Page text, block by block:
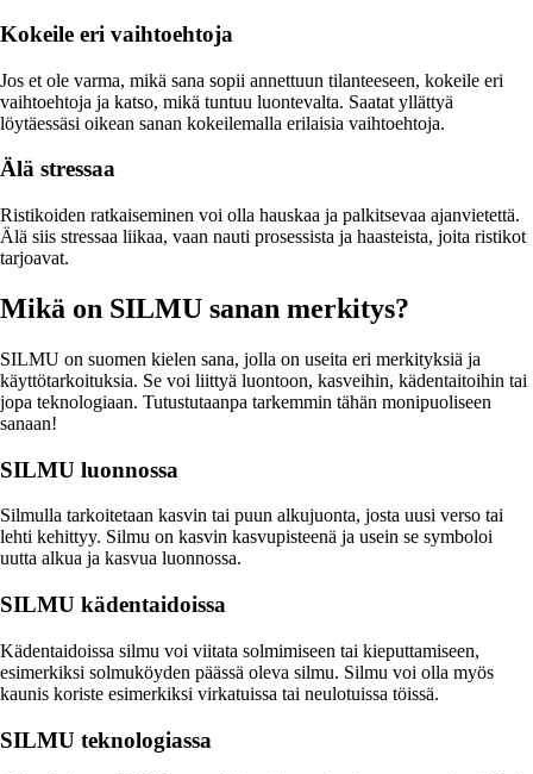
Kokeile eri vaihtoehtoja
Jos et ole varma, mikä sana sopii annettuun tilanteeseen, kokeile eri
vaihtoehtoja ja katso, mikä tuntuu luontevalta. Saatat yllättyä
löytäessäsi oikean sanan kokeilemalla erilaisia vaihtoehtoja.
Älä stressaa
Ristikoiden ratkaiseminen voi olla hauskaa ja palkitsevaa ajanvietettä.
Älä siis stressaa liikaa, vaan nauti prosessista ja haasteista, joita ristikot
tarjoavat.
Mikä on SILMU sanan merkitys?
SILMU on suomen kielen sana, jolla on useita eri merkityksiä ja
käyttötarkoituksia. Se voi liittyä luontoon, kasveihin, kädentaitoihin tai
jopa teknologiaan. Tutustutaanpa tarkemmin tähän monipuoliseen
sanaan!
SILMU luonnossa
Silmulla tarkoitetaan kasvin tai puun alkujuonta, josta uusi verso tai
lehti kehittyy. Silmu on kasvin kasvupisteenä ja usein se symboloi
uutta alkua ja kasvua luonnossa.
SILMU kädentaidoissa
Kädentaidoissa silmu voi viitata solmimiseen tai kieputtamiseen,
esimerkiksi solmuköyden päässä oleva silmu. Silmu voi olla myös
kaunis koriste esimerkiksi virkatuissa tai neulotuissa töissä.
SILMU teknologiassa